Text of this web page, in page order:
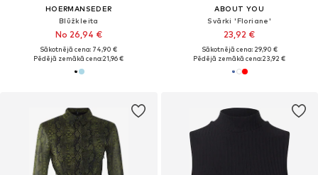
HOERMANSEDER
Blūžkleita
No 26,94 €
Sākotnējā cena: 74,90 €
Pēdējā zemākā cena:21,96 €
ABOUT YOU
Svārki 'Floriane'
23,92 €
Sākotnējā cena: 29,90 €
Pēdējā zemākā cena:23,92 €